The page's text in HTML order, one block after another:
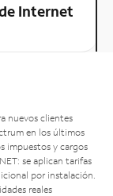
Internet
nuevos clientes
en los últimos
impuestos y cargos
se aplican tarifas
por instalación.
reales